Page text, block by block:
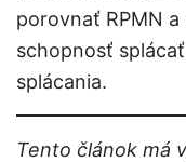
porovnať RPMN
schopnosť
splácania.
Tento článok má